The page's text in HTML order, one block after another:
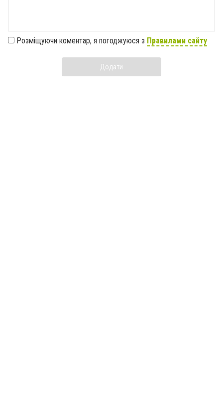
Розміщуючи коментар, я погоджуюся з Правилами сайту
Додати